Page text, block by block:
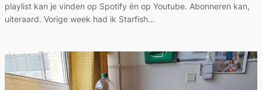
playlist kan je vinden op Spotify én op Youtube. Abonneren kan,
uiteraard. Vorige week had ik Starfish…